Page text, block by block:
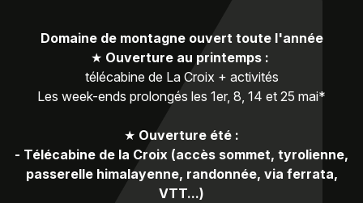
Domaine de montagne ouvert toute l'année
★ Ouverture au printemps :
télécabine de La Croix + activités
Les week-ends prolongés les 1er, 8, 14 et 25 mai*
★ Ouverture été :
- Télécabine de la Croix (accès sommet, tyrolienne,
passerelle himalayenne, randonnée, via ferrata,
VTT...)